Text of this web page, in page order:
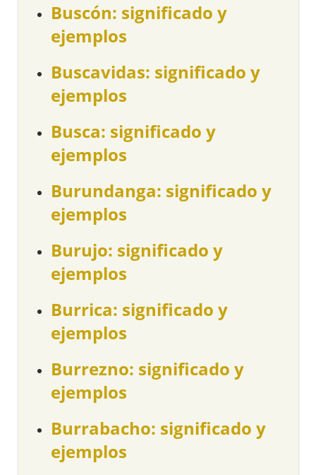
Buscón: significado y
ejemplos
Buscavidas: significado y
ejemplos
Busca: significado y
ejemplos
Burundanga: significado y
ejemplos
Burujo: significado y
ejemplos
Burrica: significado y
ejemplos
Burrezno: significado y
ejemplos
Burrabacho: significado y
ejemplos